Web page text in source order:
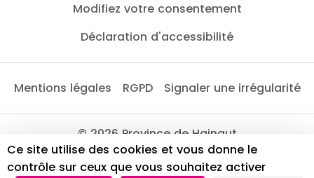
Ce site utilise des cookies et vous donne le
contrôle sur ceux que vous souhaitez activer
Modifiez votre consentement
Déclaration d'accessibilité
Mentions légales RGPD Signaler une irrégularité
© 2026 Province de Hainaut